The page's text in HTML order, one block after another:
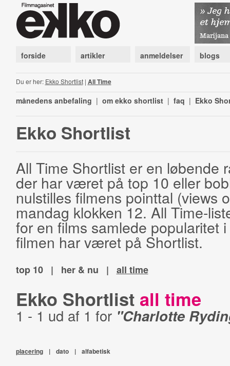
forside artikler anmeldelser blogs
Du er her: Ekko Shortlist| All Time
månedens anbefaling | om ekko shortlist | faq | Ekko
Ekko Shortlist
All Time Shortlist er en løbende
der har været på top 10 eller
nulstilles filmens pointtal (views
mandag klokken 12. All Time-
for en films samlede popularitet
filmen har været på Shortlist.
top 10 | her & nu | all time
Ekko Shortlist all time
1 - 1 ud af 1 for "Charlotte
placering | dato | alfabetisk